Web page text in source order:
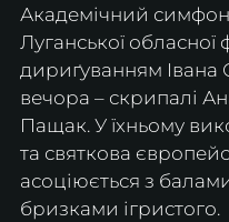
Академічний
Луганської обласної
дириґуванням Івана
вечора – скрипалі
Пащак. У їхньому
та святкова
асоціюється з
бризками ігристого.